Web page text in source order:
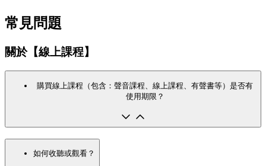
常見問題
關於【線上課程】
購買線上課程（包含：聲音課程、線上課程、有聲書等）是否有
使用期限？
如何收聽或觀看？